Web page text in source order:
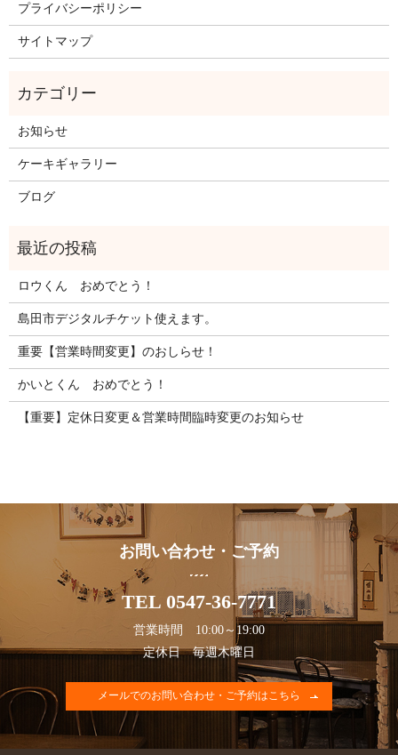
プライバシーポリシー
サイトマップ
お知らせ
ケーキギャラリー
ブログ
ロウくん おめでとう！
島田市デジタルチケット使えます。
重要【営業時間変更】のおしらせ！
かいとくん おめでとう！
【重要】定休日変更＆営業時間臨時変更のお知らせ
お問い合わせ・ご予約
TEL 0547-36-7771
営業時間 10:00～19:00
定休日 毎週木曜日
メールでのお問い合わせ・ご予約はこちら